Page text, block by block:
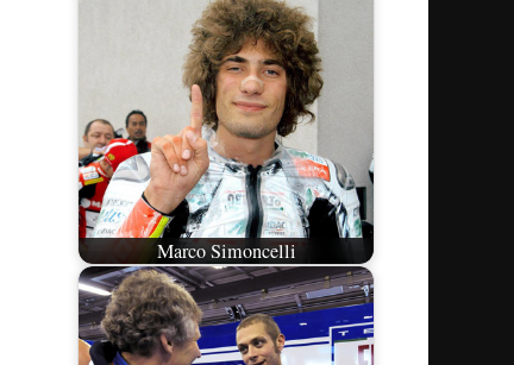
Marco Simoncelli